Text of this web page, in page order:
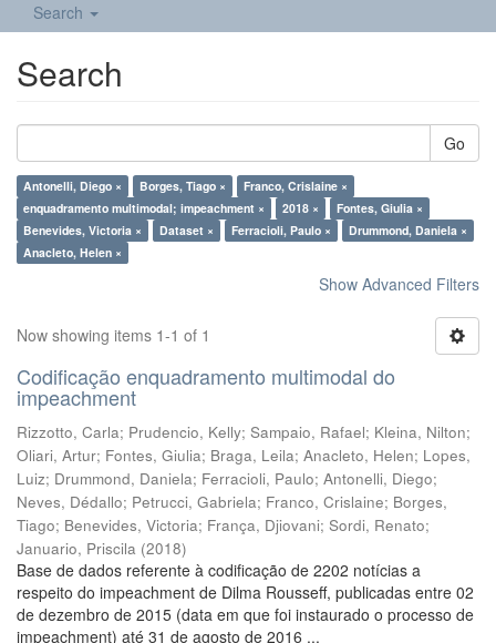
Search
Search
Go
Antonelli, Diego × Borges, Tiago ×
Franco, Crislaine ×
enquadramento multimodal; impeachment ×
2018 ×
Fontes, Giulia ×
Benevides, Victoria ×
Dataset × Ferracioli, Paulo ×
Drummond, Daniela ×
Anacleto, Helen ×
Show Advanced Filters
Now showing items 1-1 of 1
Codificação enquadramento multimodal do
impeachment
Rizzotto, Carla; Prudencio, Kelly; Sampaio, Rafael; Kleina, Nilton;
Oliari, Artur; Fontes, Giulia; Braga, Leila; Anacleto, Helen; Lopes,
Luiz; Drummond, Daniela; Ferracioli, Paulo; Antonelli, Diego;
Neves, Dédallo; Petrucci, Gabriela; Franco, Crislaine; Borges,
Tiago; Benevides, Victoria; França, Djiovani; Sordi, Renato;
Januario, Priscila (2018)
Base de dados referente à codificação de 2202 notícias a
respeito do impeachment de Dilma Rousseff, publicadas entre 02
de dezembro de 2015 (data em que foi instaurado o processo de
impeachment) até 31 de agosto de 2016 ...